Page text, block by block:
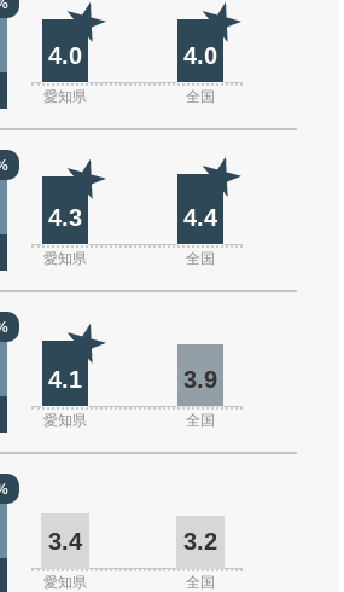
4.0 4.0
愛知県 全国
4.3 4.4
愛知県 全国
4.1 3.9
愛知県 全国
3.4 3.2
愛知県 全国